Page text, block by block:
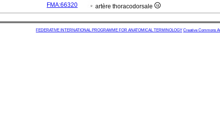
FMA:66320
artère thoracodorsale
FEDERATIVE INTERNATIONAL PROGRAMME FOR ANATOMICAL TERMINOLOGY Creative Commons